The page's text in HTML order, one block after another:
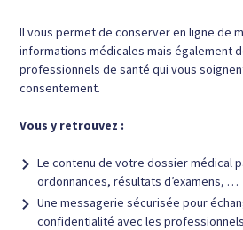
Il vous permet de conserver en ligne de
informations médicales mais également
professionnels de santé qui vous
consentement.
Vous y retrouvez :
Le contenu de votre dossier médical
ordonnances, résultats d’examens, …
Une messagerie sécurisée pour
confidentialité avec les